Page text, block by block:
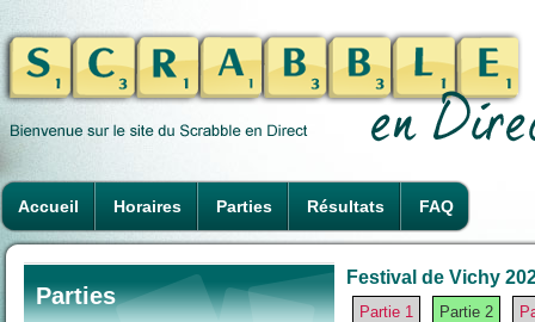
Accueil Horaires Parties Résultats FAQ
Parties
Festival de Vichy
Partie 1 Partie 2